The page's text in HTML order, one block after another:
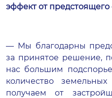
эффект от
— Мы благодарны
за принятое решение,
нас большим
количество
получаем от